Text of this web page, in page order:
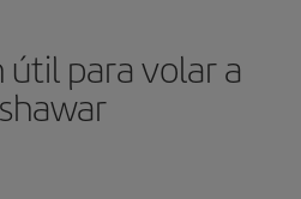
para volar a